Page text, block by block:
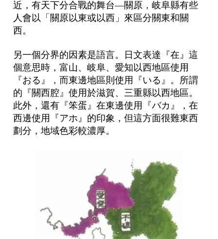
近，有天下分合戰的舞台—關原，岐阜縣有些
人會以「關原以東或以西」來區分關東和關
西。
另一個分界的因素是語言。日文表達『在』這
個意思時，富山、岐阜、愛知以西地區使用
『おる』，而東邊地區則使用『いる』。所謂
的『關西腔』使用於滋賀、三重縣以西地區。
此外，還有『笨蛋』在東邊使用『バカ』，在
西邊使用『アホ』的印象，但這方面很難東西
劃分，地域色彩較濃厚。